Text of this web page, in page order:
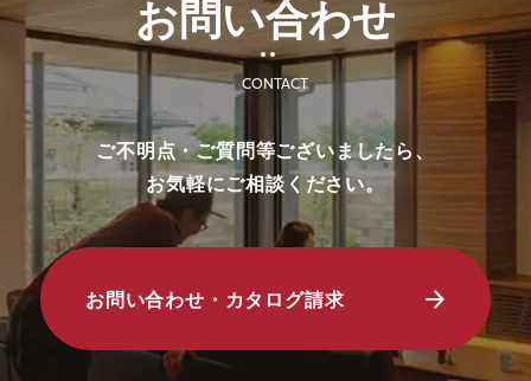
させていただきます。
・プレゼントは、1名様（1家族様）1回限
りとさせていただきます。
・過去に資料請求などでプレゼントさせて
いただいた方は対象外とさせていただきま
す。
・未成年者様のみのご来場は対象外とさせ
ていただきます。
・弊社のアンケートにご協力していただく
■ 個人情報の取り扱いについて
お問い合わせ
CONTACT
ご不明点・ご質問等ございましたら、
お気軽にご相談ください。
お問い合わせ・カタログ請求